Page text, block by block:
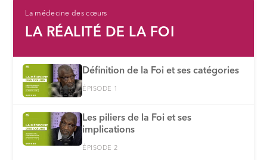
La médecine des cœurs
LA RÉALITÉ DE LA FOI
Définition de la Foi et ses catégories
ÉPISODE 1
Les piliers de la Foi et ses
implications
ÉPISODE 2